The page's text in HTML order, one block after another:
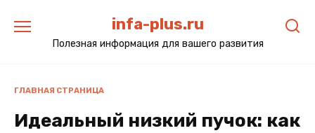
содержанию
infa-plus.ru
Полезная информация для вашего развития
ГЛАВНАЯ СТРАНИЦА
Идеальный низкий пучок: как